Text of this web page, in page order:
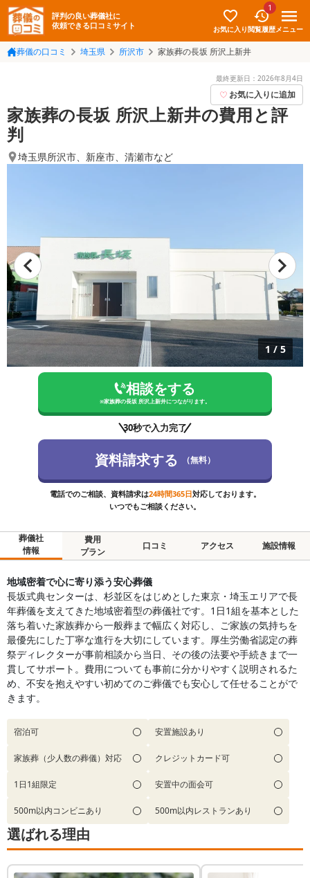
評判の良い葬儀社に
依頼できる口コミサイト
お気に入り
1
閲覧履歴メニュー
葬儀の口コミ 埼玉県 所沢市 家族葬の長坂 所沢上新井
最終更新日： 2026年8月4日
お気に入りに追加
家族葬の長坂 所沢上新井の費用と評
判
埼玉県所沢市、 新座市、 清瀬市など
1 / 5
相談をする
※家族葬の長坂 所沢上新井につながります。
30秒で入力完了
資料請求する （無料）
電話でのご相談、資料請求は24時間365日対応しております。
いつでもご相談ください。
葬儀社
情報
費用
プラン
口コミ アクセス 施設情報
地域密着で心に寄り添う安心葬儀
長坂式典センターは、杉並区をはじめとした東京・埼玉エリアで長
年葬儀を支えてきた地域密着型の葬儀社です。1日1組を基本とした
落ち着いた家族葬から一般葬まで幅広く対応し、ご家族の気持ちを
最優先にした丁寧な進行を大切にしています。厚生労働省認定の葬
祭ディレクターが事前相談から当日、その後の法要や手続きまで一
貫してサポート。費用についても事前に分かりやすく説明されるた
め、不安を抱えやすい初めてのご葬儀でも安心して任せることがで
きます。
宿泊可 安置施設あり
家族葬（少人数の葬儀）対応 クレジットカード可
1日1組限定 安置中の面会可
500m以内コンビニあり 500m以内レストランあり
選ばれる理由